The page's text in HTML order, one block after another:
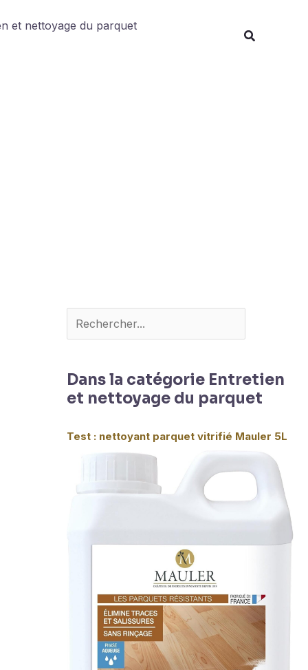
et nettoyage du parquet
Dans la catégorie Entretien
et nettoyage du parquet
Test : nettoyant parquet vitrifié Mauler 5L